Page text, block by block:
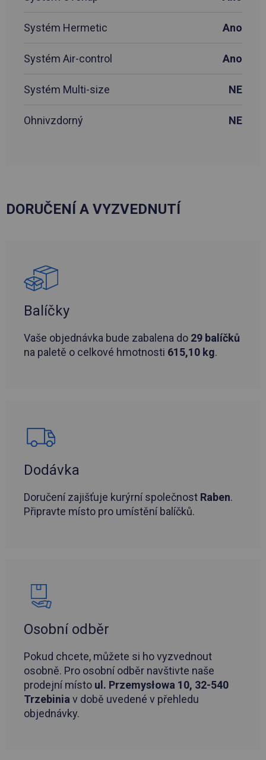
Systém Hermetic Ano
Systém Air-control Ano
Systém Multi-size NE
Ohnivzdorný NE
DORUČENÍ A VYZVEDNUTÍ
Balíčky
Vaše objednávka bude zabalena do 29 balíčků
na paletě o celkové hmotnosti 615,10 kg.
Dodávka
Doručení zajišťuje kurýrní společnost Raben.
Připravte místo pro umístění balíčků.
Osobní odběr
Pokud chcete, můžete si ho vyzvednout
osobně. Pro osobní odběr navštivte naše
prodejní místo ul. Przemysłowa 10, 32-540
Trzebiniav době uvedené v přehledu
objednávky.